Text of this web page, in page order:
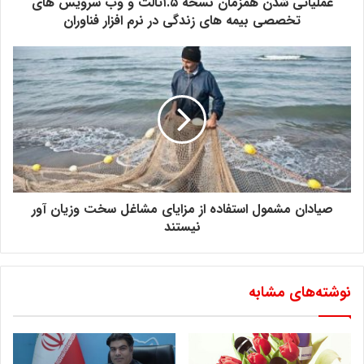
عنوان پایانه صادراتی بیان کرد: یک کالا برای اینکه دیده شود باید در
وی با اشاره به اینکه عدم فرهنگ‌سازی و بسترسازی موجب ناشناخته
ماندن فرش شده است، گفت: امروز ۱۸ هنرستان تخصصی فرش وجود
دارد، اما هر روز یا بی‌توجهی تعداد هنرجویان آن کمتر و کمتر
می‌شود.
رافع ادامه داد: برای توسعه بازرگانی خارجی فرش نیازمند
زیرساخت‌های توسعه‌ای هستیم که باید ایجاد کنیم.
رئیس مرکز ملی فرش ایران با اشاره به اینکه تعداد بیمه‌شدگان فرش
به ۸ هزار نفر رسیده است، گفت: این یعنی وضعیت فرش خوب
نیست.
وی با بیان اینکه یکی از مهمترین زیرساخت‌های توسعه دیده شدن
تخصصی بیمه های زندگی در نرم افزار فناوران
صیادان مشمول استفاده از مزایای مشاغل سخت وزیان آور
نیستند
نوشته‌های مشابه